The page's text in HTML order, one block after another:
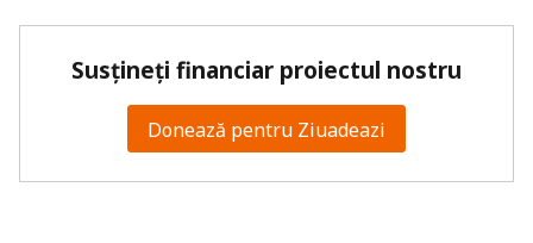
Susțineți financiar proiectul nostru
Donează pentru Ziuadeazi